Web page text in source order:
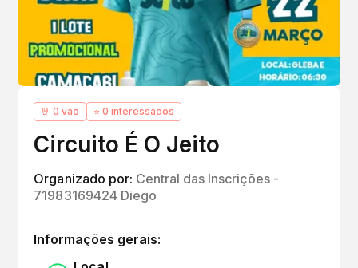
🤘 0 vão ⭐ 0 interessados
Circuito É O Jeito
Organizado por: Central das Inscrições -
71983169424 Diego
Informações gerais: